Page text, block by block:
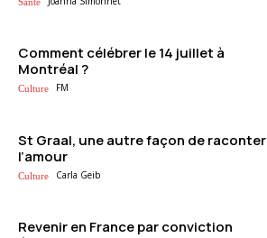
Comment célébrer le 14 juillet à
Montréal ?
Culture FM
St Graal, une autre façon de raconter
l’amour
Culture Carla Geib
Revenir en France par conviction